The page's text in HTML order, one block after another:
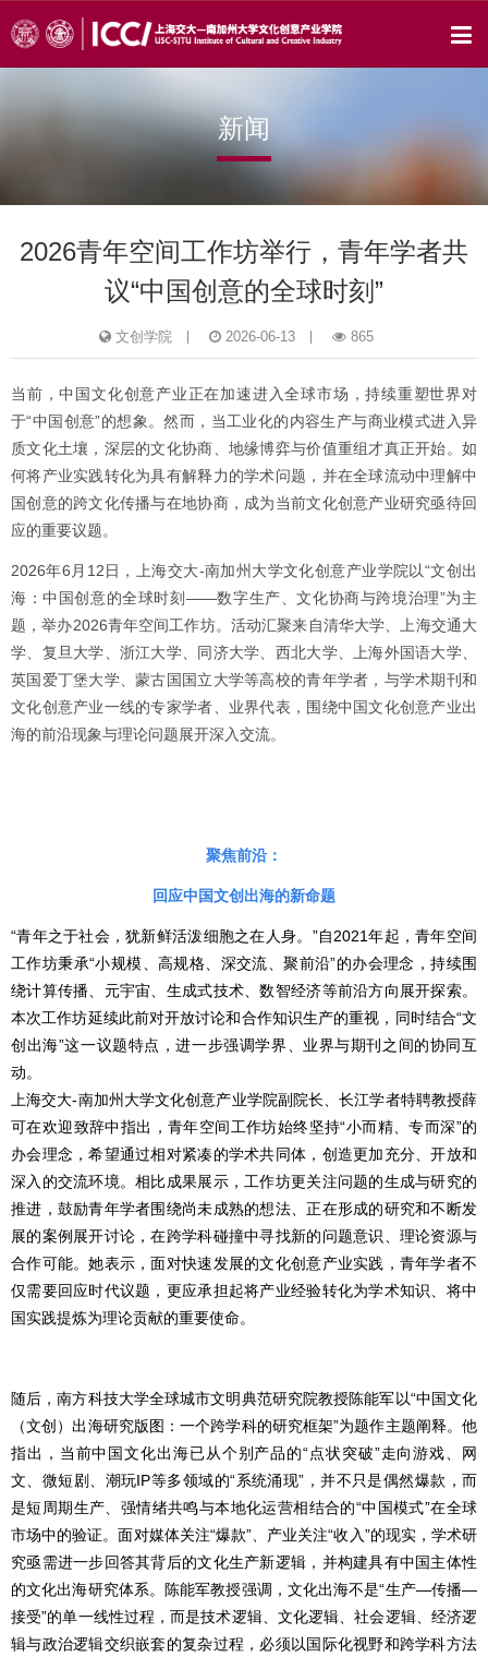
新闻
2026青年空间工作坊举行，青年学者共
议“中国创意的全球时刻”
文创学院 2026-06-13 865
当前，中国文化创意产业正在加速进入全球市场，持续重塑世界对
于“中国创意”的想象。然而，当工业化的内容生产与商业模式进入异
质文化土壤，深层的文化协商、地缘博弈与价值重组才真正开始。如
何将产业实践转化为具有解释力的学术问题，并在全球流动中理解中
国创意的跨文化传播与在地协商，成为当前文化创意产业研究亟待回
应的重要议题。
2026年6月12日，上海交大-南加州大学文化创意产业学院以“文创出
海：中国创意的全球时刻——数字生产、文化协商与跨境治理”为主
题，举办2026青年空间工作坊。活动汇聚来自清华大学、上海交通大
学、复旦大学、浙江大学、同济大学、西北大学、上海外国语大学、
英国爱丁堡大学、蒙古国国立大学等高校的青年学者，与学术期刊和
文化创意产业一线的专家学者、业界代表，围绕中国文化创意产业出
海的前沿现象与理论问题展开深入交流。
聚焦前沿：
回应中国文创出海的新命题
“青年之于社会，犹新鲜活泼细胞之在人身。”自2021年起，青年空间
工作坊秉承“小规模、高规格、深交流、聚前沿”的办会理念，持续围
绕计算传播、元宇宙、生成式技术、数智经济等前沿方向展开探索。
本次工作坊延续此前对开放讨论和合作知识生产的重视，同时结合“文
创出海”这一议题特点，进一步强调学界、业界与期刊之间的协同互
动。
上海交大-南加州大学文化创意产业学院副院长、长江学者特聘教授薛
可在欢迎致辞中指出，青年空间工作坊始终坚持“小而精、专而深”的
办会理念，希望通过相对紧凑的学术共同体，创造更加充分、开放和
深入的交流环境。相比成果展示，工作坊更关注问题的生成与研究的
推进，鼓励青年学者围绕尚未成熟的想法、正在形成的研究和不断发
展的案例展开讨论，在跨学科碰撞中寻找新的问题意识、理论资源与
合作可能。她表示，面对快速发展的文化创意产业实践，青年学者不
仅需要回应时代议题，更应承担起将产业经验转化为学术知识、将中
国实践提炼为理论贡献的重要使命。
随后，南方科技大学全球城市文明典范研究院教授陈能军以“中国文化
（文创）出海研究版图：一个跨学科的研究框架”为题作主题阐释。他
指出，当前中国文化出海已从个别产品的“点状突破”走向游戏、网
文、微短剧、潮玩IP等多领域的“系统涌现”，并不只是偶然爆款，而
是短周期生产、强情绪共鸣与本地化运营相结合的“中国模式”在全球
市场中的验证。面对媒体关注“爆款”、产业关注“收入”的现实，学术研
究亟需进一步回答其背后的文化生产新逻辑，并构建具有中国主体性
的文化出海研究体系。陈能军教授强调，文化出海不是“生产—传播—
接受”的单一线性过程，而是技术逻辑、文化逻辑、社会逻辑、经济逻
辑与政治逻辑交织嵌套的复杂过程，必须以国际化视野和跨学科方法